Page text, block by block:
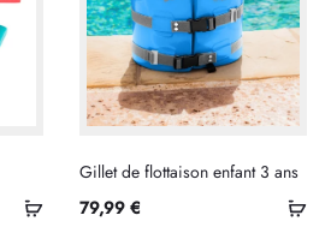
Ajouter
Gillet de flottaison enfant 3 ans
79,99 €